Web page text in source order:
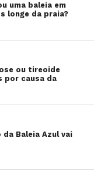
uma baleia em
longe da praia?
ou tireoide
por causa da
Baleia Azul vai